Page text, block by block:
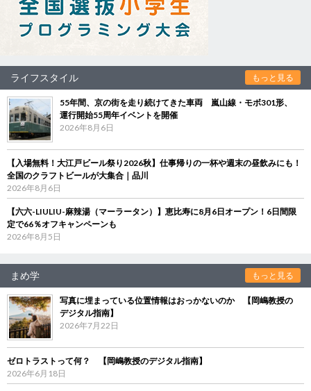
ライフスタイル もっと見る
55年間、京の街を走り続けてきた車両 嵐山線・モボ301形、
運行開始55周年イベントを開催
2026年8月6日
【入場無料！大江戸ビール祭り2026秋】仕事帰りの一杯や週末の昼飲みにも！
全国のクラフトビールが大集合｜品川
2026年8月6日
【六六-LIULIU-麻辣湯（マーラータン）】恵比寿に8月6日オープン！6日間限
定で66％オフキャンペーンも
2026年8月5日
まめ学 もっと見る
写真に埋まっている位置情報はおっかないのか 【岡嶋教授の
デジタル指南】
2026年7月22日
ゼロトラストって何？ 【岡嶋教授のデジタル指南】
2026年6月18日